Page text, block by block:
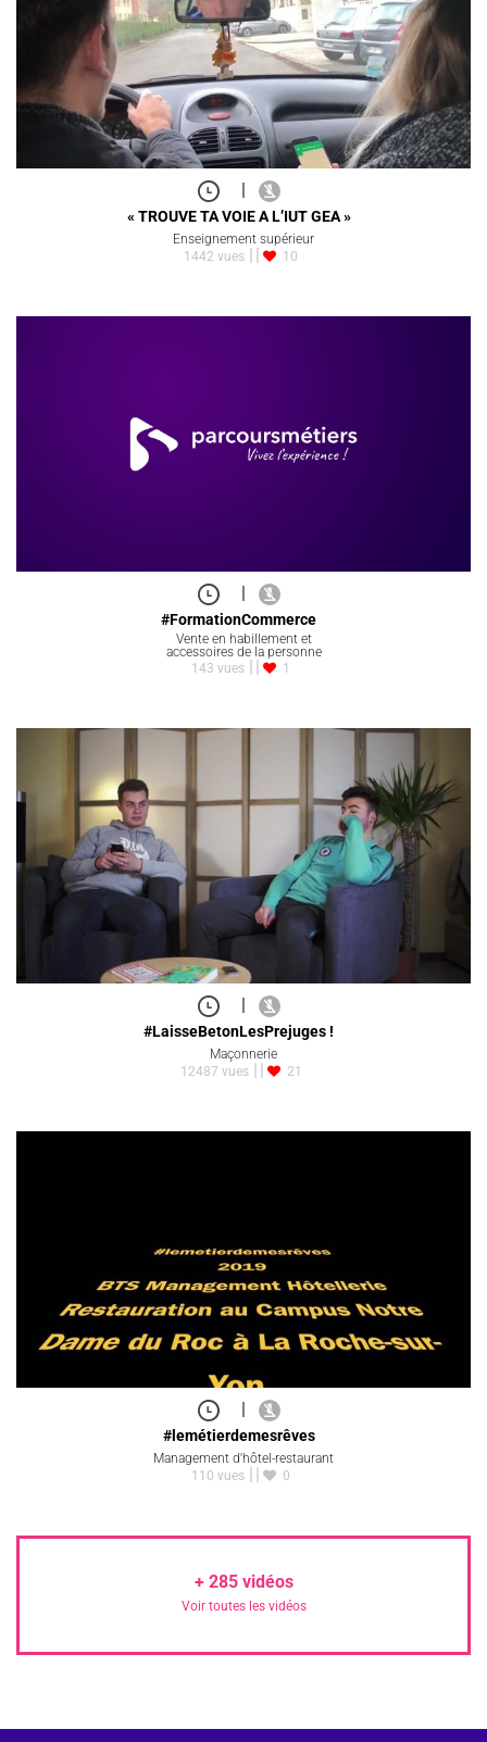
|
« TROUVE TA VOIE A L’IUT GEA »
Enseignement supérieur
1442 vues
10
|
#FormationCommerce
Vente en habillement et
accessoires de la personne
143 vues
1
#LaisseBetonLesPrejuges !
Maçonnerie
12487 vues
21
|
#lemétierdemesrêves
Management d'hôtel-restaurant
110 vues
0
+ 285vidéos
Voir toutes les vidéos